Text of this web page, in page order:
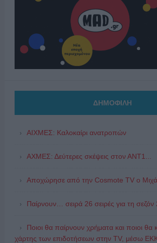
ΔΗΜΟΦΙΛΗ
ΑΙΧΜΕΣ: Καλοκαίρι ανατροπών
ΑΧΜΕΣ: Δεύτερες σκέψεις στον ΑΝΤ1...
Αποχώρησε από την Cosmote TV o
Παίρνουν… σειρά 26 σειρές για τη
Ποιοι θα παίρνουν χρήματα και ποιοι θα
χάρτης των επιδοτήσεων στην TV, μέσω